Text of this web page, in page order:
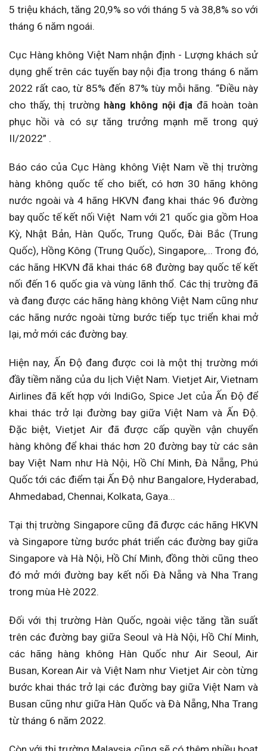
5 triệu khách, tăng 20,9% so với tháng 5 và 38,8% so với
tháng 6 năm ngoái.
Cục Hàng không Việt Nam nhận định - Lượng khách sử
dụng ghế trên các tuyến bay nội địa trong tháng 6 năm
2022 rất cao, từ 85% đến 87% tùy mỗi hãng. “Điều này
cho thấy, thị trường hàng không nội địa đã hoàn toàn
phục hồi và có sự tăng trưởng mạnh mẽ trong quý
II/2022” .
Báo cáo của Cục Hàng không Việt Nam về thị trường
hàng không quốc tế cho biết, có hơn 30 hãng không
nước ngoài và 4 hãng HKVN đang khai thác 96 đường
bay quốc tế kết nối Việt Nam với 21 quốc gia gồm Hoa
Kỳ, Nhật Bản, Hàn Quốc, Trung Quốc, Đài Bắc (Trung
Quốc), Hồng Kông (Trung Quốc), Singapore,... Trong đó,
các hãng HKVN đã khai thác 68 đường bay quốc tế kết
nối đến 16 quốc gia và vùng lãnh thổ. Các thị trường đã
và đang được các hãng hàng không Việt Nam cũng như
các hãng nước ngoài từng bước tiếp tục triển khai mở
lại, mở mới các đường bay.
Hiện nay, Ấn Độ đang được coi là một thị trường mới
đầy tiềm năng của du lịch Việt Nam. Vietjet Air, Vietnam
Airlines đã kết hợp với IndiGo, Spice Jet của Ấn Độ để
khai thác trở lại đường bay giữa Việt Nam và Ấn Độ.
Đặc biệt, Vietjet Air đã được cấp quyền vận chuyển
hàng không để khai thác hơn 20 đường bay từ các sân
bay Việt Nam như Hà Nội, Hồ Chí Minh, Đà Nẵng, Phú
Quốc tới các điểm tại Ấn Độ như Bangalore, Hyderabad,
Ahmedabad, Chennai, Kolkata, Gaya...
Tại thị trường Singapore cũng đã được các hãng HKVN
và Singapore từng bước phát triển các đường bay giữa
Singapore và Hà Nội, Hồ Chí Minh, đồng thời cũng theo
đó mở mới đường bay kết nối Đà Nẵng và Nha Trang
trong mùa Hè 2022.
Đối với thị trường Hàn Quốc, ngoài việc tăng tần suất
trên các đường bay giữa Seoul và Hà Nội, Hồ Chí Minh,
các hãng hàng không Hàn Quốc như Air Seoul, Air
Busan, Korean Air và Việt Nam như Vietjet Air còn từng
bước khai thác trở lại các đường bay giữa Việt Nam và
Busan cũng như giữa Hàn Quốc và Đà Nẵng, Nha Trang
từ tháng 6 năm 2022.